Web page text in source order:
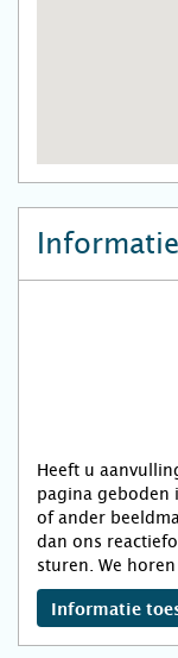
Heeft u
pagina geboden
of ander
dan ons
sturen. We
Informatie